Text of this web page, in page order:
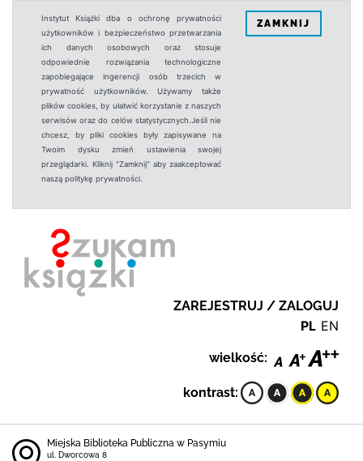
Instytut Książki dba o ochronę prywatności
użytkowników i bezpieczeństwo przetwarzania
ich danych osobowych oraz stosuje
odpowiednie rozwiązania technologiczne
zapobiegające ingerencji osób trzecich w
prywatność użytkowników. Używamy także
plików cookies, by ułatwić korzystanie z naszych
serwisów oraz do celów statystycznych.Jeśli nie
chcesz, by pliki cookies były zapisywane na
Twoim dysku zmień ustawienia swojej
przeglądarki. Kliknij "Zamknij" aby zaakceptować
naszą politykę prywatności.
ZAMKNIJ
ZAREJESTRUJ / ZALOGUJ
PL EN
wielkość:
kontrast:
Miejska Biblioteka Publiczna w Pasymiu
ul. Dworcowa 8